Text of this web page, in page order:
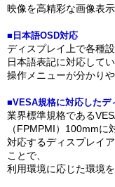
映像を高精彩な画像表
■日本語OSD対応
ディスプレイ上で各種
日本語表記に対応してい
操作メニューが分かり
■VESA規格に対応したデ
業界標準規格である
（FPMPMI）100mmに
対応するディスプレイ
ことで、
利用環境に応じた環境